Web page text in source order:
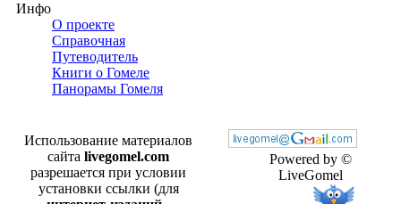
Инфо
О проекте
Справочная
Путеводитель
Книги о Гомеле
Панорамы Гомеля
Powered by ©
LiveGomel
Использование материалов
сайта livegomel.com
разрешается при условии
установки ссылки (для